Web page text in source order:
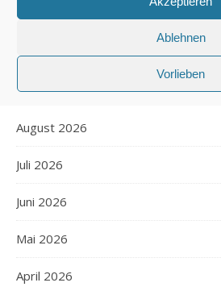
Ablehnen
Vorlieben
ARCHIV
August 2026
Juli 2026
Juni 2026
Mai 2026
April 2026